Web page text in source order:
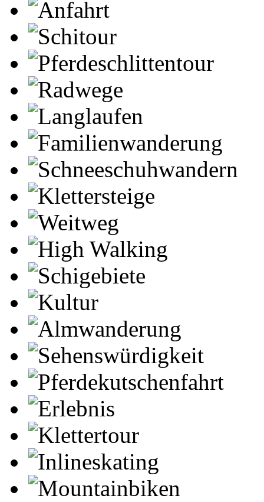
Anfahrt
Schitour
Pferdeschlittentour
Radwege
Langlaufen
Familienwanderung
Schneeschuhwandern
Klettersteige
Weitweg
High Walking
Schigebiete
Kultur
Almwanderung
Sehenswürdigkeit
Pferdekutschenfahrt
Erlebnis
Klettertour
Inlineskating
Mountainbiken